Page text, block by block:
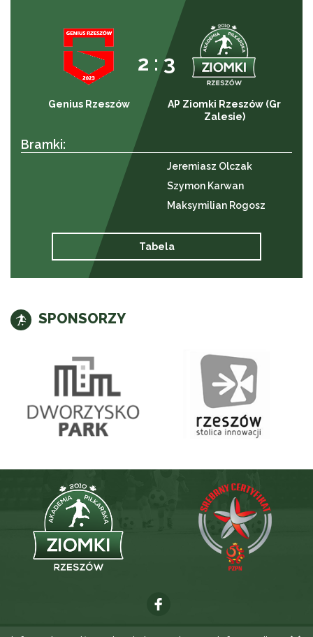
2 : 3
Genius Rzeszów
AP Ziomki Rzeszów (Gr
Zalesie)
Bramki:
Jeremiasz Olczak
Szymon Karwan
Maksymilian Rogosz
Tabela
SPONSORZY